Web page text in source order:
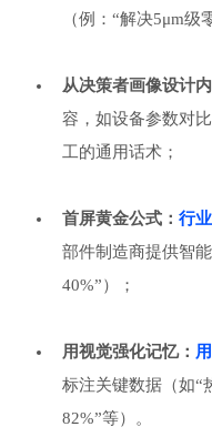
（例：“解决5μm级
从决策者画像设计内
容，如设备参数对
工的通用话术；
首屏黄金公式： 行
部件制造商提供智
40%”）；
用视觉强化记忆：
标注关键数据（如“
82%”等）。